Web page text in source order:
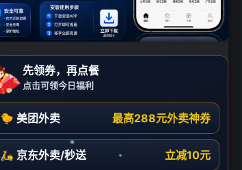
先领券，再点餐
点击可领今日福利
🐤 美团外卖 最高288元外卖神券
🛵 京东外卖/秒送 立减10元